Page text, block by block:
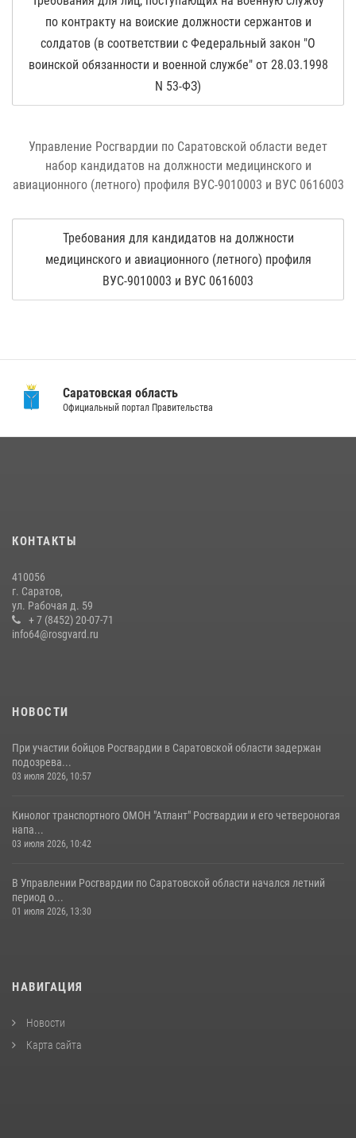
по контракту на воиские должности сержантов и
солдатов (в соответствии с Федеральный закон "О
воинской обязанности и военной службе" от 28.03.1998
N 53-ФЗ)
Управление Росгвардии по Саратовской области ведет
набор кандидатов на должности медицинского и
авиационного (летного) профиля ВУС-9010003 и ВУС 0616003
Требования для кандидатов на должности
медицинского и авиационного (летного) профиля
ВУС-9010003 и ВУС 0616003
Саратовская область
Официальный портал Правительства
КОНТАКТЫ
410056
г. Саратов,
ул. Рабочая д. 59
+ 7 (8452) 20-07-71
info64@rosgvard.ru
НОВОСТИ
При участии бойцов Росгвардии в Саратовской области задержан
подозрева...
03 июля 2026, 10:57
Кинолог транспортного ОМОН "Атлант" Росгвардии и его четвероногая
напа...
03 июля 2026, 10:42
В Управлении Росгвардии по Саратовской области начался летний
период о...
01 июля 2026, 13:30
НАВИГАЦИЯ
Новости
Карта сайта